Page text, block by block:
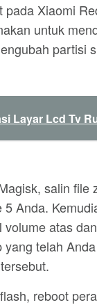
Xiaomi
untuk
partisi
Layar Lcd Tv
salin file
Anda.
atas
telah
reboot